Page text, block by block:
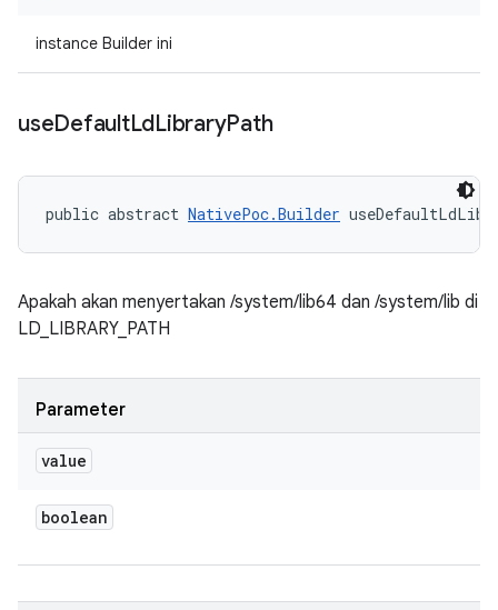
instance Builder ini
useDefaultLdLibraryPath
public abstract NativePoc.Builder
Apakah akan menyertakan /system/lib64 dan /system/lib di
LD_LIBRARY_PATH
Parameter
value
boolean